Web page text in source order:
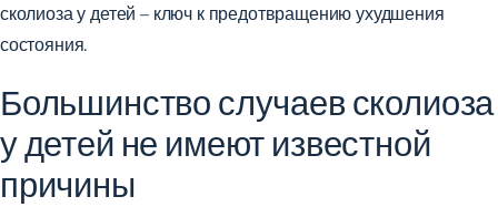
сколиоза у детей – ключ к предотвращению ухудшения
состояния.
Большинство случаев сколиоза
у детей не имеют известной
причины